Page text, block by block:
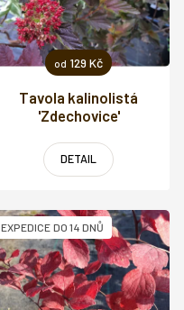
od 129 Kč
Tavola kalinolistá
'Zdechovice'
DETAIL
EXPEDICE DO 14 DNŮ